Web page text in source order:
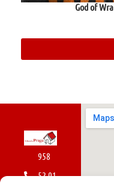
God of
958
52 01